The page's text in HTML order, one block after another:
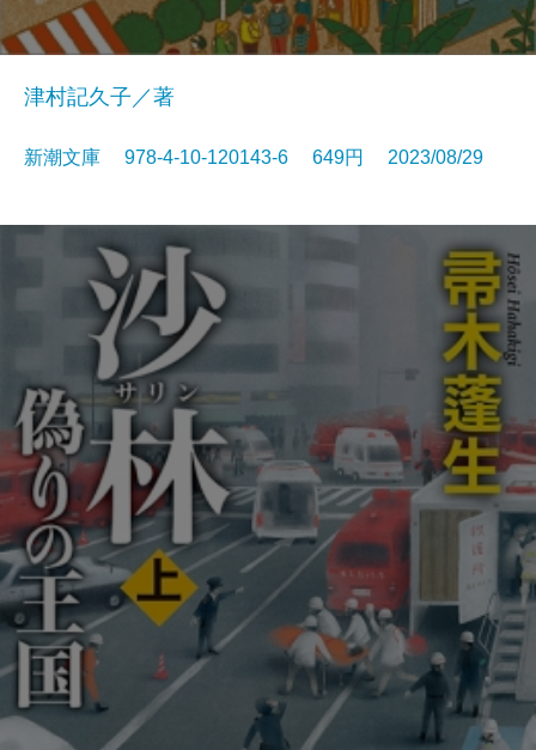
津村記久子／著
新潮文庫 978-4-10-120143-6 649円 2023/08/29